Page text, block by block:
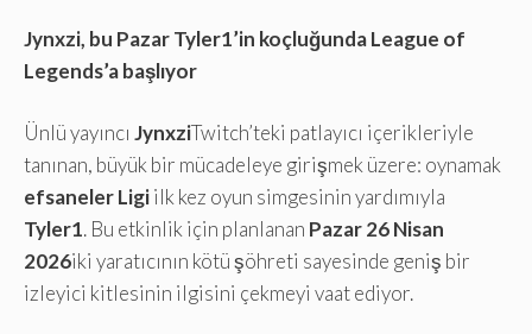
Jynxzi, bu Pazar Tyler1’in koçluğunda League of
Legends’a başlıyor
Ünlü yayıncı JynxziTwitch’teki patlayıcı içerikleriyle
tanınan, büyük bir mücadeleye girişmek üzere: oynamak
efsaneler Ligiilk kez oyun simgesinin yardımıyla
Tyler1. Bu etkinlik için planlanan Pazar 26 Nisan
2026iki yaratıcının kötü şöhreti sayesinde geniş bir
izleyici kitlesinin ilgisini çekmeyi vaat ediyor.